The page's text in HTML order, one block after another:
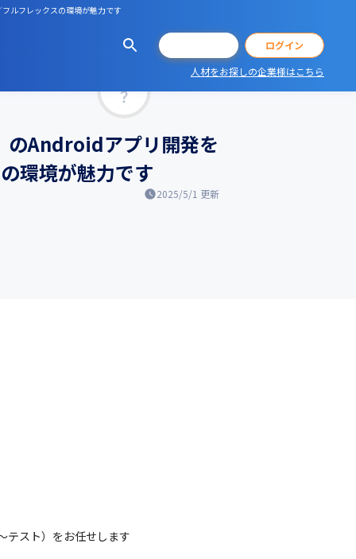
ルフレックスの環境が魅力です
ログイン
人材をお探しの企業様はこちら
のAndroidアプリ開発を
環境が魅力です
2025/5/1 更新
テスト）をお任せします